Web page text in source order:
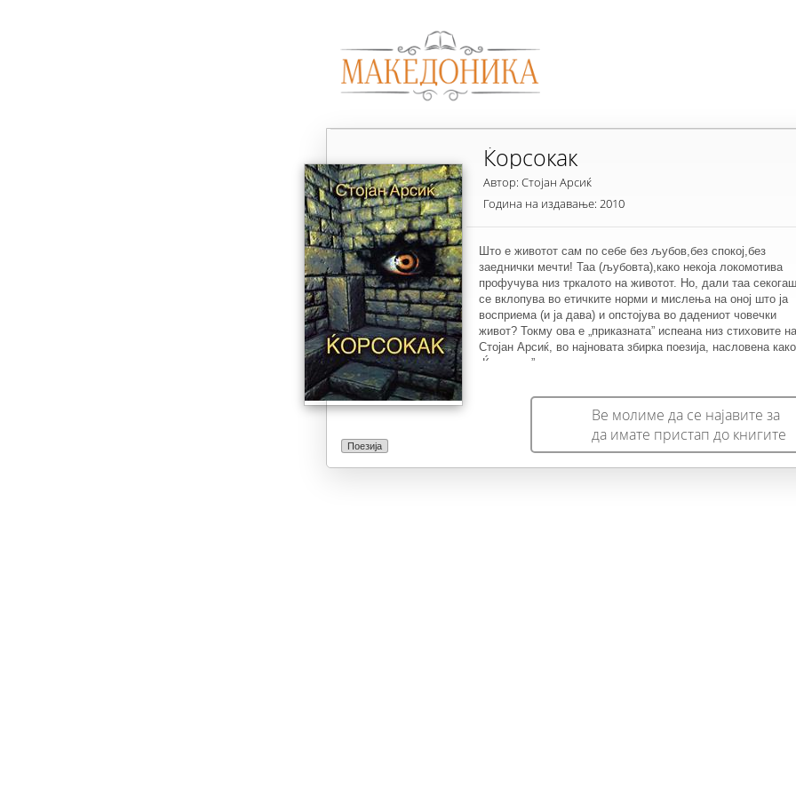
Поезија
Ќорсокак
Автор: Стојан Арсиќ
Година на издавање: 2010
Што е животот сам по себе без љубов,без спокој,без
заеднички мечти! Таа (љубовта),како некоја локомотива
профучува низ тркалото на животот. Но, дали таа секогаш
се вклопува во етичките норми и мислења на оној што ја
восприема (и ја дава) и опстојува во дадениот човечки
живот? Токму ова е „приказната” испеана низ стиховите на
Стојан Арсиќ, во најновата збирка поезија, насловена како
„Ќорсокак”.
Ве молиме да се најавите за
да имате пристап до книгите